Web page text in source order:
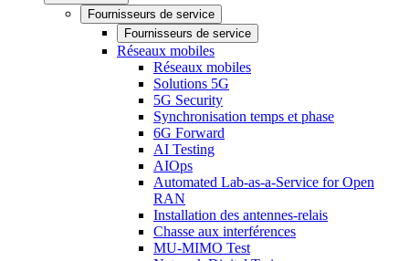
Fournisseurs de service
Fournisseurs de service
Réseaux mobiles
Réseaux mobiles
Solutions 5G
5G Security
Synchronisation temps et phase
6G Forward
AI Testing
AIOps
Automated Lab-as-a-Service for Open
RAN
Installation des antennes-relais
Chasse aux interférences
MU-MIMO Test